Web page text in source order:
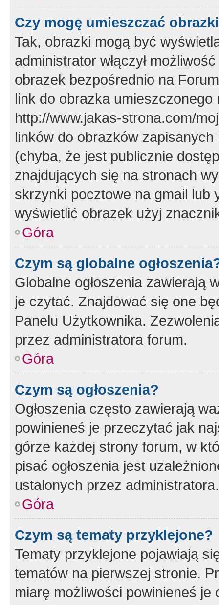
Czy mogę umieszczać
Tak, obrazki mogą być
administrator włączył
obrazek bezpośrednio na
link do obrazka
http://www.jakas-strona.com/
linków do obrazków
(chyba, że jest publicznie
znajdujących się na stronach
skrzynki pocztowe na gmail lub
wyświetlić obrazek użyj
Góra
Czym są globalne
Globalne ogłoszenia zawierają
je czytać. Znajdować się one
Panelu Użytkownika.
przez administratora forum.
Góra
Czym są ogłoszenia?
Ogłoszenia często zawierają
powinieneś je przeczytać jak
górze każdej strony forum, w
pisać ogłoszenia jest
ustalonych przez administratora.
Góra
Czym są tematy przyklejone?
Tematy przyklejone pojawiają
tematów na pierwszej stronie.
miarę możliwości powinieneś je